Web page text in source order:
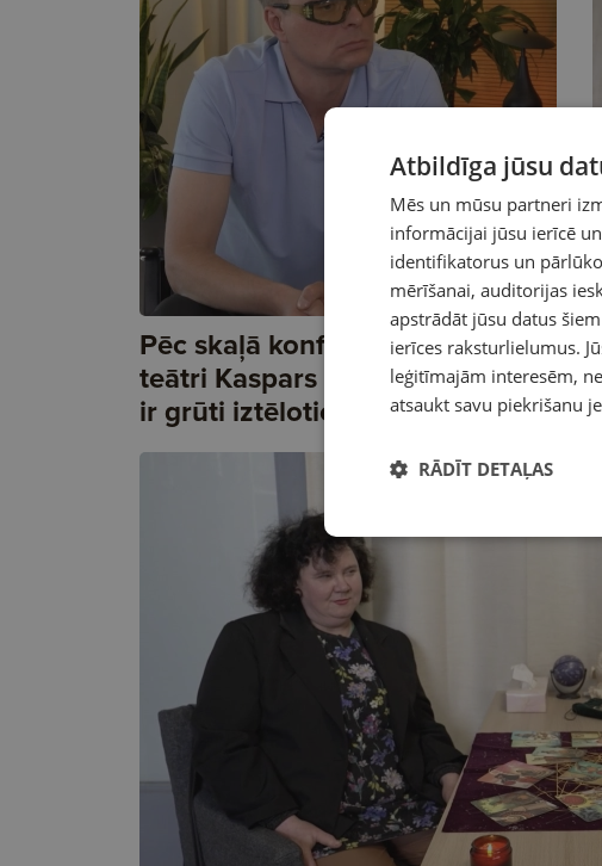
Pēc skaļā konflikta ar Dailes
teātri Kaspars Zāle atzīst: "Man
ir grūti iztēloties atgriešanos"
Atbildīga jūsu
Mēs un mūsu partneri
informācijai jūsu ierīcē
identifikatorus un
mērīšanai, auditorijas
apstrādāt jūsu datus
ierīces raksturlielumus.
leģitīmajām interesēm,
atsaukt savu piekrišanu
RĀDĪT DETAĻAS